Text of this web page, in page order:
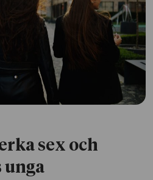
sex och
unga